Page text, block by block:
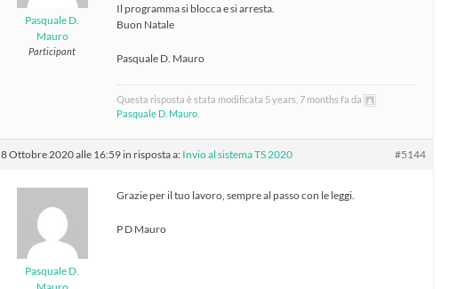
Pasquale D.
Mauro
Participant
Il programma si blocca e si arresta.
Buon Natale
Pasquale D. Mauro
Questa risposta è stata modificata 5 years, 7 months fa da
Pasquale D. Mauro
8 Ottobre 2020 alle 16:59 in risposta a: Invio al sistema TS 2020 #5144
Pasquale D.
Grazie per il tuo lavoro, sempre al passo con le leggi.
P D Mauro